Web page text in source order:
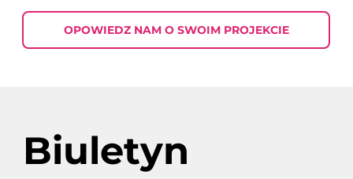
Jak pisać skuteczne treści do
mailingów?
OPOWIEDZ NAM O SWOIM PROJEKCIE
Biuletyn